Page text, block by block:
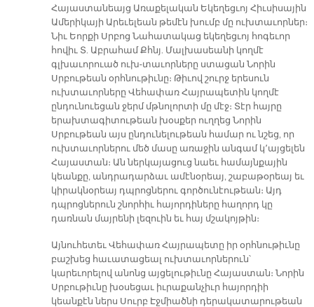
Հայաստանեայց Առաքելական Եկեղեցւոյ Հիւսիսային
Ամերիկայի Արեւելեան թեմէն խումբ մը ուխտաւորներ։
Նիւ Եորքի Սրբոց Նահատակաց եկեղեցւոյ հոգեւոր
հովիւ Տ. Աբրահամ Քհնյ. Մալխասեանի կողմէ
գլխաւորուած ուխ-տաւորները ստացան Նորին
Սրբութեան օրհնութիւնը։ Թիւով շուրջ երեսուն
ուխտաւորները Վեհափառ Հայրապետին կողմէ
ընդունուեցան ջերմ մթնոլորտի մը մէջ։ Տէր հայրը
երախտագիտութեան խօսքեր ուղղեց Նորին
Սրբութեան այս ընդունելութեան համար ու նշեց, որ
ուխտաւորներու մեծ մասը առաջին անգամ կ՚այցելեն
Հայաստան։ Ան ներկայացուց նաեւ համայնքային
կեանքը, անդրադարձաւ ամէնօրեայ, շաբաթօրեայ եւ
կիրակնօրեայ դպրոցներու գործունէութեան։ Այդ
դպրոցներուն շնորհիւ հայորդիները հաղորդ կը
դառնան մայրենի լեզուին եւ հայ մշակոյթին։
Այնուհետեւ Վեհափառ Հայրապետը իր օրհնութիւնը
բաշխեց հաւատացեալ ուխտաւորներուն՝
կարեւորելով անոնց այցելութիւնը Հայաստան։ Նորին
Սրբութիւնը խօսեցաւ իւրաքանչիւր հայորդիի
կեանքէն ներս Սուրբ Էջմիածնի դերակատարութեան